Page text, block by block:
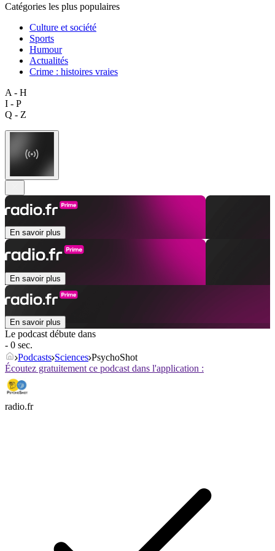
Catégories les plus populaires
Culture et société
Sports
Humour
Actualités
Crime : histoires vraies
A - H
I - P
Q - Z
En savoir plus
En savoir plus
En savoir plus
Le podcast débute dans
- 0 sec.
Podcasts Sciences PsychoShot
Écoutez gratuitement ce podcast dans l'application :
radio.fr